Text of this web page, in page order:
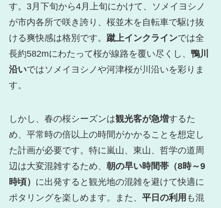
す。3月下旬から4月上旬にかけて、ソメイヨシノ
が市内各所で咲き誇り、桜並木を自転車で駆け抜
ける爽快感は格別です。 蹴上インクラインでは全
長約582mにわたって桜が線路を覆い尽くし、 鴨川
沿いではソメイヨシノや河津桜が川沿いを彩りま
す。
しかし、春の桜シーズンは観光客が急増するた
め、平常時の倍以上の時間がかかることを想定し
た計画が必要です。特に嵐山、東山、哲学の道周
辺は大変混雑するため、 朝の早い時間帯（8時～9
時頃） に出発すると観光地の混雑を避けて快適に
ポタリングを楽しめます。また、 平日の利用 も混